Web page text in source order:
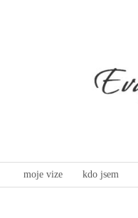
moje vize kdo jsem